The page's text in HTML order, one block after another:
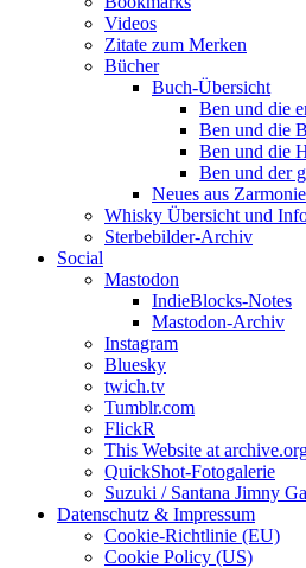
Videos
Zitate zum Merken
Bücher
Buch-Übersicht
Ben und die
Ben und die
Ben und die
Ben und der
Neues aus
Whisky Übersicht und
Sterbebilder-Archiv
Social
Mastodon
IndieBlocks-Notes
Mastodon-Archiv
Instagram
Bluesky
twich.tv
Tumblr.com
FlickR
This Website at
QuickShot-Fotogalerie
Suzuki / Santana Jimny
Datenschutz & Impressum
Cookie-Richtlinie (EU)
Cookie Policy (US)